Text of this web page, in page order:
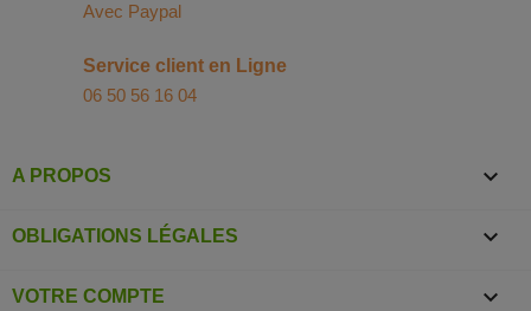
Avec Paypal
Service client en Ligne
06 50 56 16 04
A PROPOS 
OBLIGATIONS LÉGALES 
VOTRE COMPTE 